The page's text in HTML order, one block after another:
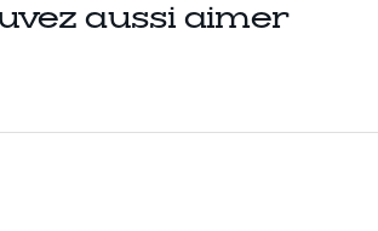
aussi aimer